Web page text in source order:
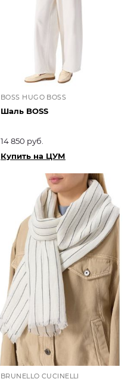
BOSS HUGO BOSS
Шаль BOSS
14 850 руб.
Купить на ЦУМ
BRUNELLO CUCINELLI